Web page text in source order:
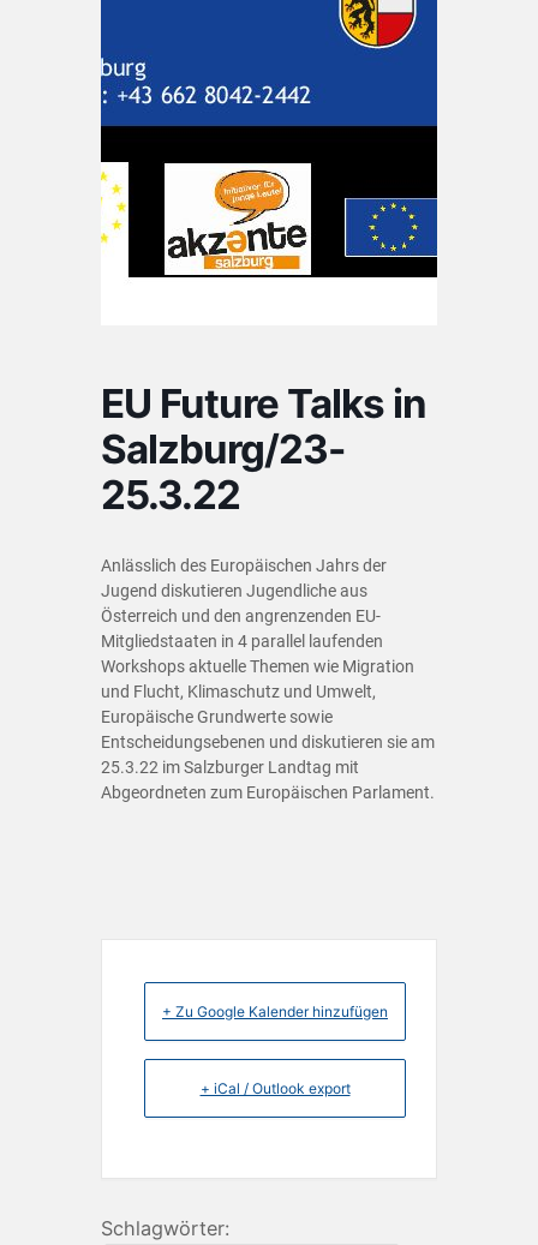
EU Future Talks in
Salzburg/23-
25.3.22
Anlässlich des Europäischen Jahrs der
Jugend diskutieren Jugendliche aus
Österreich und den angrenzenden EU-
Mitgliedstaaten in 4 parallel laufenden
Workshops aktuelle Themen wie Migration
und Flucht, Klimaschutz und Umwelt,
Europäische Grundwerte sowie
Entscheidungsebenen und diskutieren sie am
25.3.22 im Salzburger Landtag mit
Abgeordneten zum Europäischen Parlament.
+ Zu Google Kalender hinzufügen
+ iCal / Outlook export
Schlagwörter: